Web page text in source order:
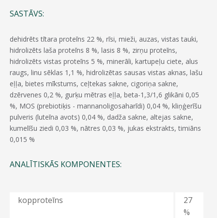
SASTĀVS:
dehidrēts tītara proteīns 22 %, rīsi, mieži, auzas, vistas tauki,
hidrolizēts laša proteīns 8 %, lasis 8 %, zirņu proteīns,
hidrolizēts vistas proteīns 5 %, minerāli, kartupeļu ciete, alus
raugs, linu sēklas 1,1 %, hidrolizētas sausas vistas aknas, lašu
eļļa, bietes mīkstums, ceļtekas sakne, cigoriņa sakne,
dzērvenes 0,2 %, gurķu mētras eļļa, beta-1,3/1,6 glikāni 0,05
%, MOS (prebiotiķis - mannanoligosaharīdi) 0,04 %, kliņģerīšu
pulveris (luteīna avots) 0,04 %, dadža sakne, altejas sakne,
kumelīšu ziedi 0,03 %, nātres 0,03 %, jukas ekstrakts, timiāns
0,015 %
ANALĪTISKĀS KOMPONENTES:
kopproteīns
27
%